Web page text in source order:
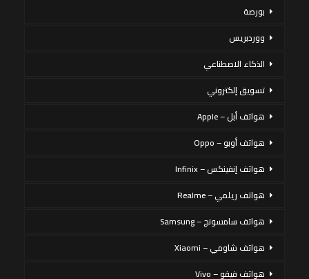
بورصة
ووردبريس
الذكاء الاصطناعي
تسويق إلكتروني
هواتف أبل – Apple
هواتف أوبو – Oppo
هواتف إنفينكس – Infinix
هواتف ريلمي – Realme
هواتف سامسونج – Samsung
هواتف شاومي – Xiaomi
هواتف فيفو – Vivo